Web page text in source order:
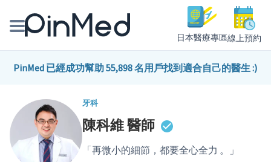
日本醫療專區線上預約
線上預約醫師、院所
醫師專欄專訪
健康主題館
PinMed 已經成功幫助 55,898 名用戶找到適合自己的醫生 :)
牙科
陳科維醫師
「再微小的細節，都要全心全力 。」